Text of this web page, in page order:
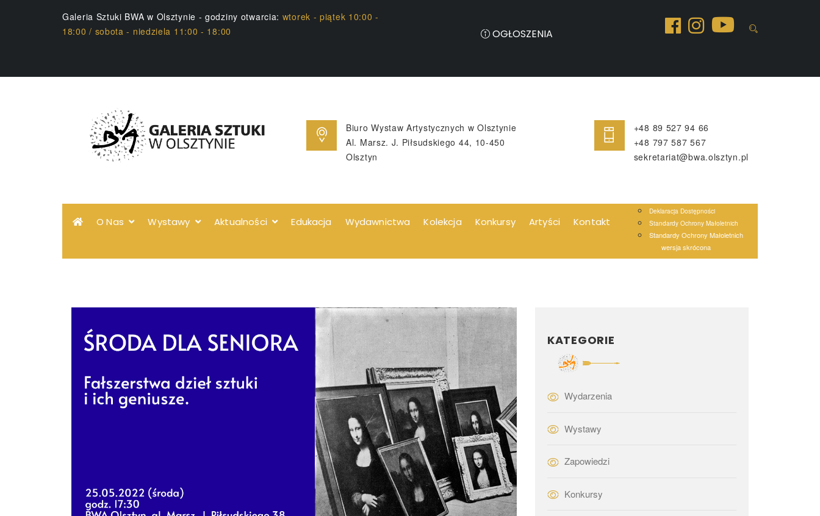
Galeria Sztuki BWA w Olsztynie - godziny otwarcia: wtorek - piątek 10:00 -
18:00 / sobota - niedziela 11:00 - 18:00
OGŁOSZENIA
Biuro Wystaw Artystycznych w Olsztynie
Al. Marsz. J. Piłsudskiego 44, 10-450
Olsztyn
+48 89 527 94 66
+48 797 587 567
sekretariat@bwa.olsztyn.pl
O Nas Wystawy Aktualności Edukacja Wydawnictwa Kolekcja Konkursy Artyści Kontakt
Deklaracja Dostępności
Standardy Ochrony Małoletnich
Standardy Ochrony Małoletnich
wersja skrócona
KATEGORIE
Wydarzenia
Wystawy
Zapowiedzi
Konkursy